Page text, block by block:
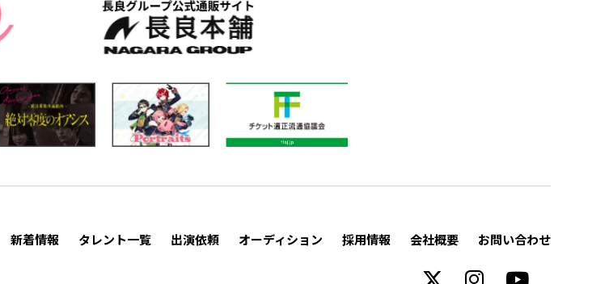
新着情報 タレント一覧 出演依頼 オーディション 採用情報 会社概要 お問い合わせ